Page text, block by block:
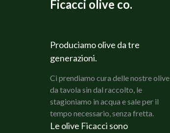
Ficacci olive co.
Produciamo olive da tre
generazioni.
Ci prendiamo cura delle nostre olive
da tavola sin dal raccolto, le
stagioniamo in acqua e sale per il
tempo necessario, senza fretta.
Le olive Ficacci sono